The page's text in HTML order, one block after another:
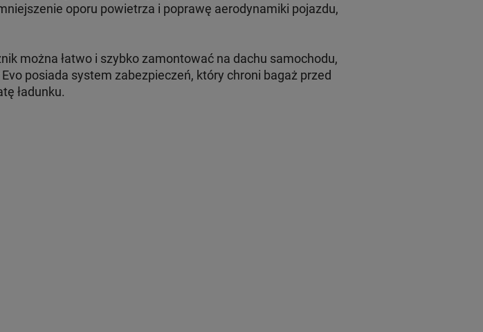
oporu powietrza i poprawę aerodynamiki pojazdu,
można łatwo i szybko zamontować na dachu samochodu,
posiada system zabezpieczeń, który chroni bagaż przed
ładunku.